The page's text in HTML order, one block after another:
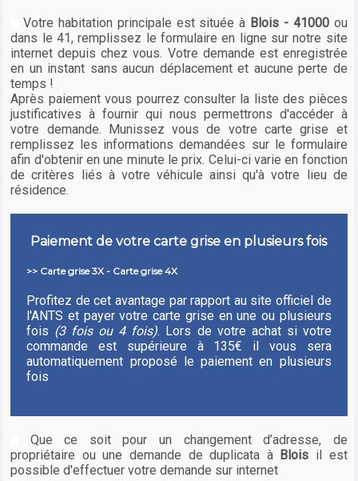
Votre habitation principale est située à Blois - 41000ou
dans le 41, remplissez le formulaire en ligne sur notre site
internet depuis chez vous. Votre demande est enregistrée
en un instant sans aucun déplacement et aucune perte de
temps !
Après paiement vous pourrez consulter la liste des pièces
justificatives à fournir qui nous permettrons d'accéder à
votre demande. Munissez vous de votre carte grise et
remplissez les informations demandées sur le formulaire
afin d'obtenir en une minute le prix. Celui-ci varie en fonction
de critères liés à votre véhicule ainsi qu'à votre lieu de
résidence.
Paiement de votre carte grise en plusieurs fois
>> Carte grise 3X - Carte grise 4X
Profitez de cet avantage par rapport au site officiel de
l'ANTS et payer votre carte grise en une ou plusieurs
fois (3 fois ou 4 fois). Lors de votre achat si votre
commande est supérieure à 135€ il vous sera
automatiquement proposé le paiement en plusieurs
fois
Que ce soit pour un changement d’adresse, de
propriétaire ou une demande de duplicata à Blois il est
possible d'effectuer votre demande sur internet